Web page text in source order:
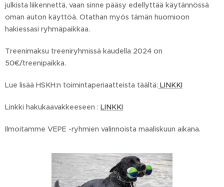
julkista liikennettä, vaan sinne pääsy edellyttää käytännössä
oman auton käyttöä. Otathan myös tämän huomioon
hakiessasi ryhmäpaikkaa.
Treenimaksu treeniryhmissä kaudella 2024 on
50€/treenipaikka.
Lue lisää HSKH:n toimintaperiaatteista täältä: LINKKI
Linkki hakukaavakkeeseen : LINKKI
Ilmoitamme VEPE -ryhmien valinnoista maaliskuun aikana.